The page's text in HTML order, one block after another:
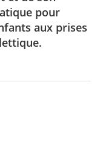
pour
aux prises